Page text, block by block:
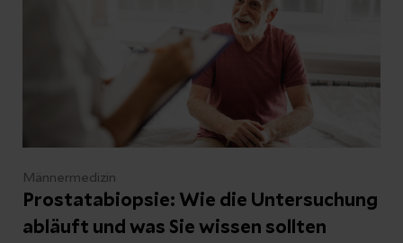
Männermedizin
Prostatabiopsie: Wie die Untersuchung
abläuft und was Sie wissen sollten